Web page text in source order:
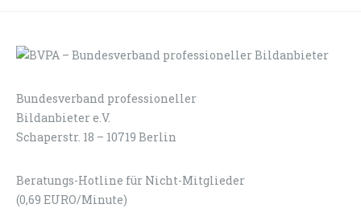
Bundesverband professioneller
Bildanbieter e.V.
Schaperstr. 18 – 10719 Berlin
Beratungs-Hotline für Nicht-Mitglieder
(0,69 EURO/Minute)